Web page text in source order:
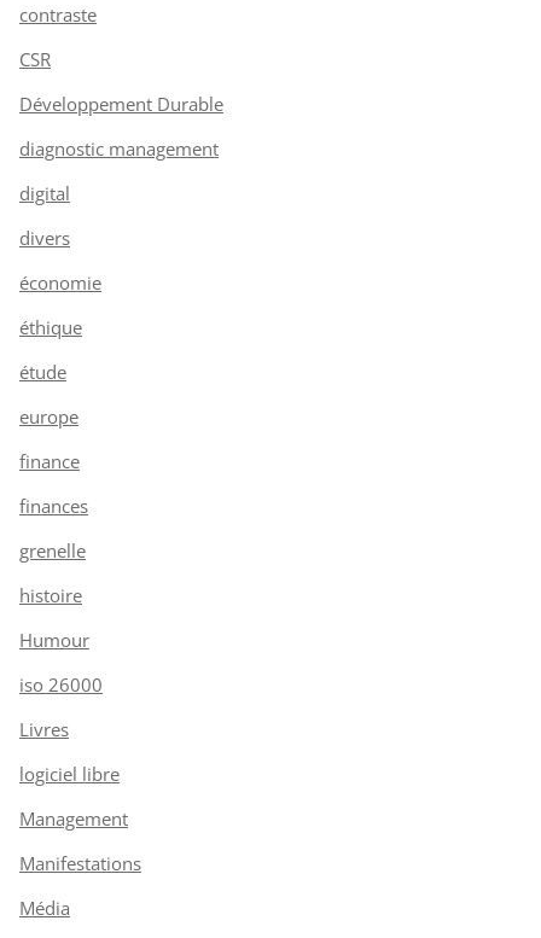
contraste
CSR
Développement Durable
diagnostic management
digital
divers
économie
éthique
étude
europe
finance
finances
grenelle
histoire
Humour
iso 26000
Livres
logiciel libre
Management
Manifestations
Média